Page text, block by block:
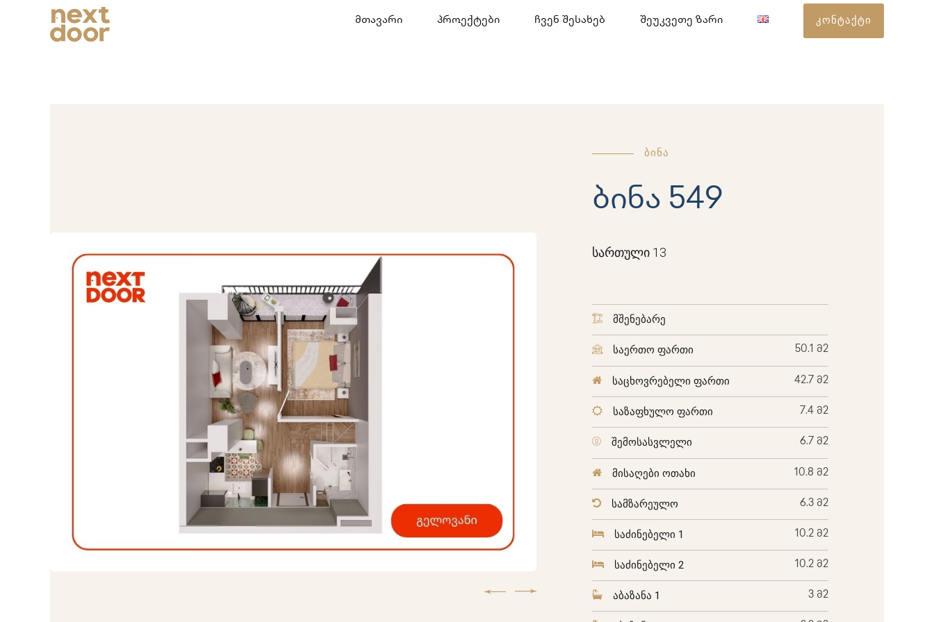
კონტაქტი
მთავარი პროექტები ჩვენ შესახებ შეუკვეთე ზარი
ბინა
ბინა 549
სართული 13
მშენებარე
საერთო ფართი 50.1 მ2
საცხოვრებელი ფართი 42.7 მ2
საზაფხულო ფართი 7.4 მ2
შემოსასვლელი 6.7 მ2
მისაღები ოთახი 10.8 მ2
სამზარეულო 6.3 მ2
საძინებელი 1 10.2 მ2
საძინებელი 2 10.2 მ2
აბაზანა 1 3 მ2